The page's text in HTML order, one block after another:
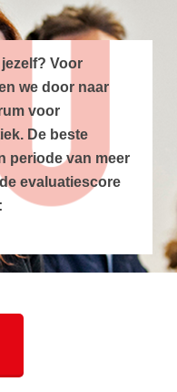
Voor
we door naar
voor
De beste
periode van meer
evaluatiescore